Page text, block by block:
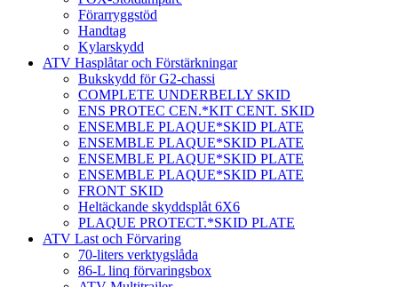
Förarryggstöd
Handtag
Kylarskydd
ATV Hasplåtar och Förstärkningar
Bukskydd för G2-chassi
COMPLETE UNDERBELLY SKID
ENS PROTEC CEN.*KIT CENT. SKID
ENSEMBLE PLAQUE*SKID PLATE
ENSEMBLE PLAQUE*SKID PLATE
ENSEMBLE PLAQUE*SKID PLATE
ENSEMBLE PLAQUE*SKID PLATE
FRONT SKID
Heltäckande skyddsplåt 6X6
PLAQUE PROTECT.*SKID PLATE
ATV Last och Förvaring
70-liters verktygslåda
86-L linq förvaringsbox